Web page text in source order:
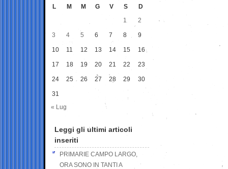
L M M G V S
D
1
2
3 4 5 6 7 8 9
10 11 12 13 14 15 16
17 18 19 20 21 22 23
24 25 26 27 28 29 30
31
« Lug
Leggi gli ultimi articoli
inseriti
PRIMARIE CAMPO LARGO,
ORA SONO IN TANTI A